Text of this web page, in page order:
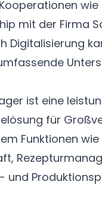
wie
mit der Firma
Digitalisierung
ist eine
für
Funktionen wie
und